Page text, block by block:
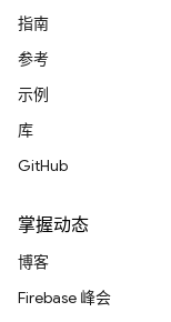
指南
参考
示例
库
GitHub
掌握动态
博客
Firebase 峰会